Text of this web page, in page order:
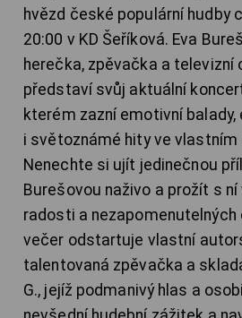
hvězd české populární hudby
20:00 v KD Šeříková. Eva
herečka, zpěvačka a televizní
představí svůj aktuální
kterém zazní emotivní
i světoznámé hity ve
Nenechte si ujít jedinečnou
Burešovou naživo a prožít s ní
radosti a nezapomenutelných
večer odstartuje vlastní
talentovaná zpěvačka a
G., jejíž podmanivý hlas a